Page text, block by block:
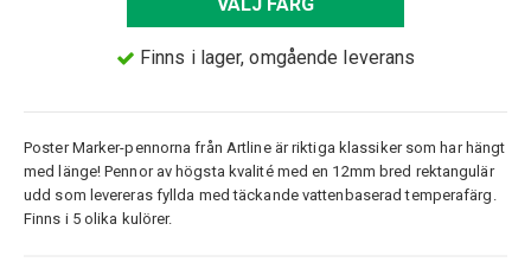
Finns i lager, omgående leverans
Poster Marker-pennorna från Artline är riktiga klassiker som har hängt
med länge! Pennor av högsta kvalité med en 12mm bred rektangulär
udd som levereras fyllda med täckande vattenbaserad temperafärg.
Finns i 5 olika kulörer.